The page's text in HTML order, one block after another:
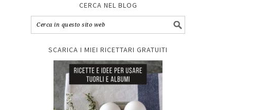
CERCA NEL BLOG
SCARICA I MIEI RICETTARI GRATUITI